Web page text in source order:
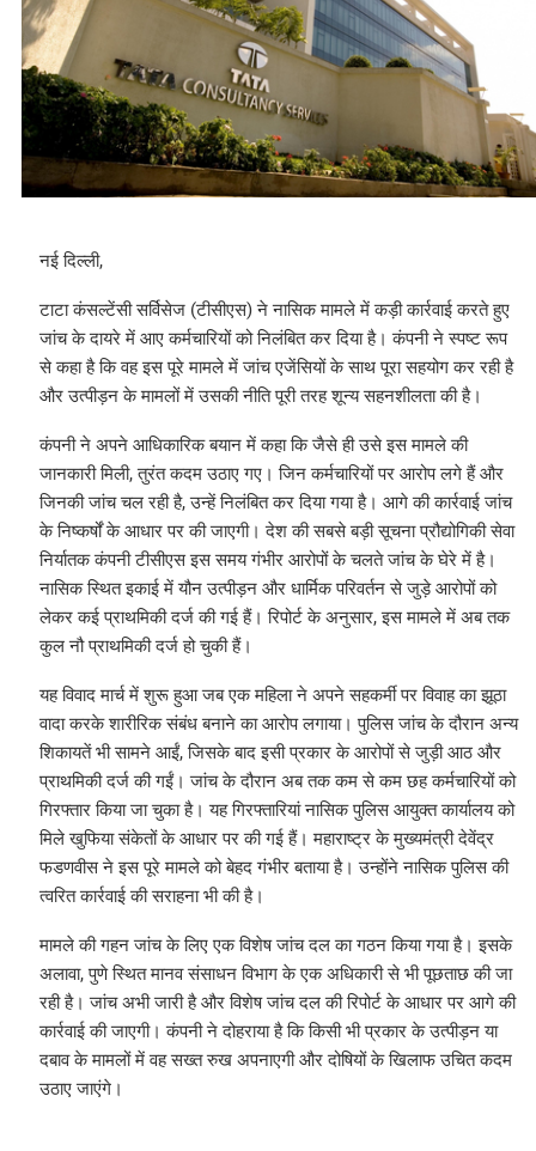
नई दिल्ली,
टाटा कंसल्टेंसी सर्विसेज (टीसीएस) ने नासिक मामले में कड़ी कार्रवाई करते हुए
जांच के दायरे में आए कर्मचारियों को निलंबित कर दिया है। कंपनी ने स्पष्ट रूप
से कहा है कि वह इस पूरे मामले में जांच एजेंसियों के साथ पूरा सहयोग कर रही है
और उत्पीड़न के मामलों में उसकी नीति पूरी तरह शून्य सहनशीलता की है।
कंपनी ने अपने आधिकारिक बयान में कहा कि जैसे ही उसे इस मामले की
जानकारी मिली, तुरंत कदम उठाए गए। जिन कर्मचारियों पर आरोप लगे हैं और
जिनकी जांच चल रही है, उन्हें निलंबित कर दिया गया है। आगे की कार्रवाई जांच
के निष्कर्षों के आधार पर की जाएगी। देश की सबसे बड़ी सूचना प्रौद्योगिकी सेवा
निर्यातक कंपनी टीसीएस इस समय गंभीर आरोपों के चलते जांच के घेरे में है।
नासिक स्थित इकाई में यौन उत्पीड़न और धार्मिक परिवर्तन से जुड़े आरोपों को
लेकर कई प्राथमिकी दर्ज की गई हैं। रिपोर्ट के अनुसार, इस मामले में अब तक
कुल नौ प्राथमिकी दर्ज हो चुकी हैं।
यह विवाद मार्च में शुरू हुआ जब एक महिला ने अपने सहकर्मी पर विवाह का झूठा
वादा करके शारीरिक संबंध बनाने का आरोप लगाया। पुलिस जांच के दौरान अन्य
शिकायतें भी सामने आईं, जिसके बाद इसी प्रकार के आरोपों से जुड़ी आठ और
प्राथमिकी दर्ज की गईं। जांच के दौरान अब तक कम से कम छह कर्मचारियों को
गिरफ्तार किया जा चुका है। यह गिरफ्तारियां नासिक पुलिस आयुक्त कार्यालय को
मिले खुफिया संकेतों के आधार पर की गई हैं। महाराष्ट्र के मुख्यमंत्री देवेंद्र
फडणवीस ने इस पूरे मामले को बेहद गंभीर बताया है। उन्होंने नासिक पुलिस की
त्वरित कार्रवाई की सराहना भी की है।
मामले की गहन जांच के लिए एक विशेष जांच दल का गठन किया गया है। इसके
अलावा, पुणे स्थित मानव संसाधन विभाग के एक अधिकारी से भी पूछताछ की जा
रही है। जांच अभी जारी है और विशेष जांच दल की रिपोर्ट के आधार पर आगे की
कार्रवाई की जाएगी। कंपनी ने दोहराया है कि किसी भी प्रकार के उत्पीड़न या
दबाव के मामलों में वह सख्त रुख अपनाएगी और दोषियों के खिलाफ उचित कदम
उठाए जाएंगे।